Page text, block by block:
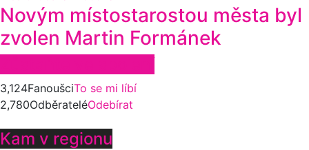
Novým místostarostou města byl
zvolen Martin Formánek
3,124FanoušciTo se mi líbí
2,780OdběrateléOdebírat
Kam v regionu